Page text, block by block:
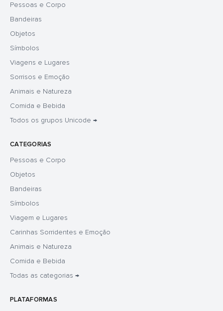
Pessoas e Corpo
Bandeiras
Objetos
Símbolos
Viagens e Lugares
Sorrisos e Emoção
Animais e Natureza
Comida e Bebida
Todos os grupos Unicode →
CATEGORIAS
Pessoas e Corpo
Objetos
Bandeiras
Símbolos
Viagem e Lugares
Carinhas Sorridentes e Emoção
Animais e Natureza
Comida e Bebida
Todas as categorias →
PLATAFORMAS